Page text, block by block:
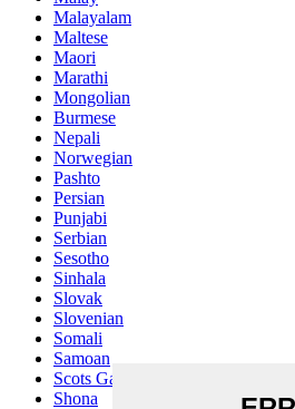
Malayalam
Maltese
Maori
Marathi
Mongolian
Burmese
Nepali
Norwegian
Pashto
Persian
Punjabi
Serbian
Sesotho
Sinhala
Slovak
Slovenian
Somali
Samoan
Scots Gaelic
Shona